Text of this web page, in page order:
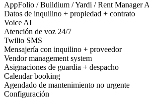
AppFolio / Buildium / Yardi / Rent Manager
Datos de inquilino + propiedad + contrato
Voice AI
Atención de voz 24/7
Twilio SMS
Mensajería con inquilino + proveedor
Vendor management system
Asignaciones de guardia + despacho
Calendar booking
Agendado de mantenimiento no urgente
Configuración